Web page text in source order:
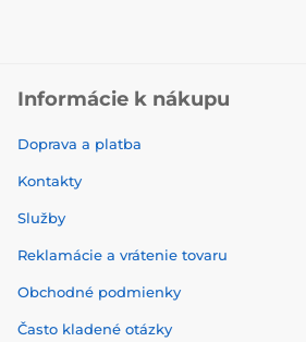
Informácie k nákupu
Doprava a platba
Kontakty
Služby
Reklamácie a vrátenie tovaru
Obchodné podmienky
Často kladené otázky